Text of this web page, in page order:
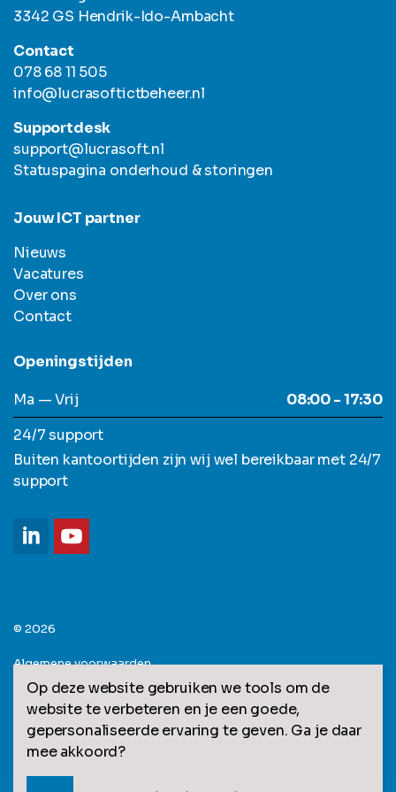
3342 GS Hendrik-Ido-Ambacht
Contact
078 68 11 505
info@lucrasoftictbeheer.nl
Supportdesk
support@lucrasoft.nl
Statuspagina onderhoud & storingen
Jouw ICT partner
Nieuws
Vacatures
Over ons
Contact
Openingstijden
Ma — Vrij
08:00 - 17:30
24/7 support
Buiten kantoortijden zijn wij wel bereikbaar met 24/7
support
© 2026
Algemene voorwaarden
Privacy statement
Sitemap
Op deze website gebruiken we tools om de
website te verbeteren en je een goede,
gepersonaliseerde ervaring te geven. Ga je daar
mee akkoord?